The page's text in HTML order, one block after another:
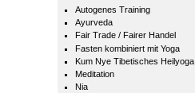
Autogenes Training
Ayurveda
Fair Trade / Fairer Handel
Fasten kombiniert mit Yoga
Kum Nye Tibetisches Heilyoga
Meditation
Nia